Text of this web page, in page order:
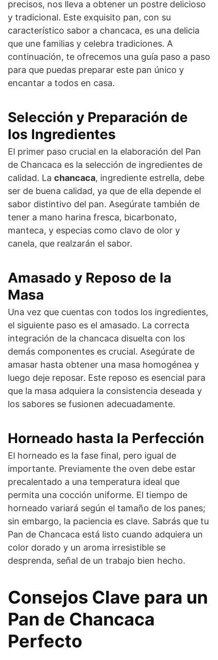
precisos, nos lleva a obtener un postre delicioso
y tradicional. Este exquisito pan, con su
característico sabor a chancaca, es una delicia
que une familias y celebra tradiciones. A
continuación, te ofrecemos una guía paso a paso
para que puedas preparar este pan único y
encantar a todos en casa.
Selección y Preparación de
los Ingredientes
El primer paso crucial en la elaboración del Pan
de Chancaca es la selección de ingredientes de
calidad. La chancaca, ingrediente estrella, debe
ser de buena calidad, ya que de ella depende el
sabor distintivo del pan. Asegúrate también de
tener a mano harina fresca, bicarbonato,
manteca, y especias como clavo de olor y
canela, que realzarán el sabor.
Amasado y Reposo de la
Masa
Una vez que cuentas con todos los ingredientes,
el siguiente paso es el amasado. La correcta
integración de la chancaca disuelta con los
demás componentes es crucial. Asegúrate de
amasar hasta obtener una masa homogénea y
luego deje reposar. Este reposo es esencial para
que la masa adquiera la consistencia deseada y
los sabores se fusionen adecuadamente.
Horneado hasta la Perfección
El horneado es la fase final, pero igual de
importante. Previamente the oven debe estar
precalentado a una temperatura ideal que
permita una cocción uniforme. El tiempo de
horneado variará según el tamaño de los panes;
sin embargo, la paciencia es clave. Sabrás que tu
Pan de Chancaca está listo cuando adquiera un
color dorado y un aroma irresistible se
desprenda, señal de un trabajo bien hecho.
Consejos Clave para un
Pan de Chancaca
Perfecto